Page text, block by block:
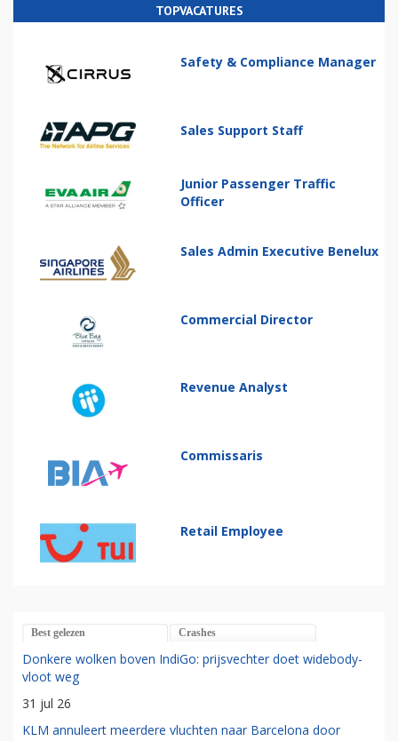
TOPVACATURES
Safety & Compliance Manager
Sales Support Staff
Junior Passenger Traffic
Officer
Sales Admin Executive Benelux
Commercial Director
Revenue Analyst
Commissaris
Retail Employee
Best gelezen Crashes
Donkere wolken boven IndiGo: prijsvechter doet widebody-
vloot weg
31 jul 26
KLM annuleert meerdere vluchten naar Barcelona door